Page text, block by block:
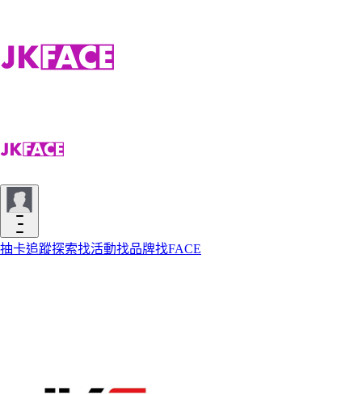
抽卡追蹤探索找活動找品牌找FACE